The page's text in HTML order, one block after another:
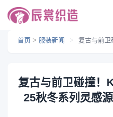
首页 > 服装新闻 > 复古与前卫碰撞！
复古与前卫碰撞
25秋冬系列灵感